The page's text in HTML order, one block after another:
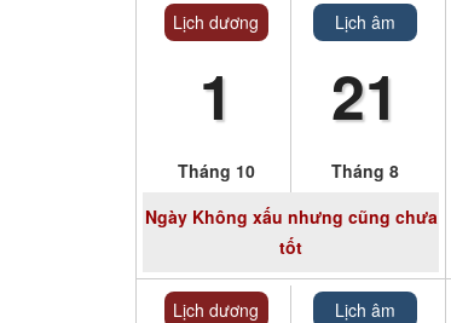
Lịch dương
1
Tháng 10
Lịch âm
21
Tháng 8
NgàyKhông xấu nhưng cũng chưa
tốt
Lịch dương Lịch âm